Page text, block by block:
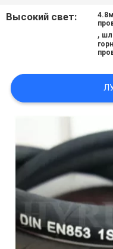
КАРТА
PRIVACY
POLICY
Высокий свет:
,